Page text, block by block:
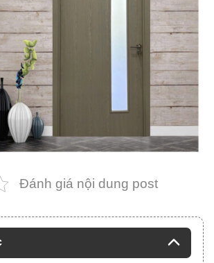
Đánh giá nội dung post